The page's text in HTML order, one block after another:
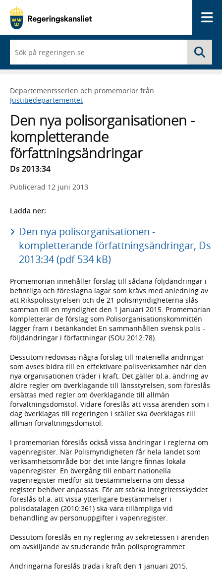
du
börjar
skriva
framträder
en
med
sökförslag
Departementsserien och promemorior från
Justitiedepartementet
Den nya polisorganisationen -
kompletterande
författningsändringar
Ds 2013:34
Publicerad 12 juni 2013
Ladda ner:
Den nya polisorganisationen -
kompletterande författningsändringar, Ds
2013:34 (pdf 534 kB)
Promemorian innehåller förslag till sådana följdändringar i
befintliga och föreslagna lagar som krävs med anledning av
att Rikspolisstyrelsen och de 21 polismyndigheterna slås
samman till en myndighet den 1 januari 2015. Promemorian
kompletterar de förslag som Polisorganisationskommittén
lägger fram i betänkandet En sammanhållen svensk polis -
följdändringar i författningar (SOU 2012:78).
Dessutom redovisas några förslag till materiella ändringar
som avses bidra till en effektivare polisverksamhet när den
nya organisationen träder i kraft. Det gäller bl.a. ändring av
äldre regler om överklagande till länsstyrelsen, som föreslås
ersättas med regler om överklagande till allmän
förvaltningsdomstol. Vidare föreslås att vissa ärenden som i
dag överklagas till regeringen i stället ska överklagas till
allmän förvaltningsdomstol.
I promemorian föreslås också vissa ändringar i reglerna om
vapenregister. När Polismyndigheten får hela landet som
verksamhetsområde bör det inte längre finnas lokala
vapenregister. En övergång till enbart nationella
vapenregister medför att bestämmelserna om dessa
register behöver anpassas. För att stärka integritetsskyddet
föreslås bl.a. att vissa ytterligare bestämmelser i
polisdatalagen (2010:361) ska vara tillämpliga vid
behandling av personuppgifter i vapenregister.
Dessutom föreslås en ny reglering av sekretessen i ärenden
om avskiljande av studerande från polisprogrammet.
Ändringarna föreslås träda i kraft den 1 januari 2015.